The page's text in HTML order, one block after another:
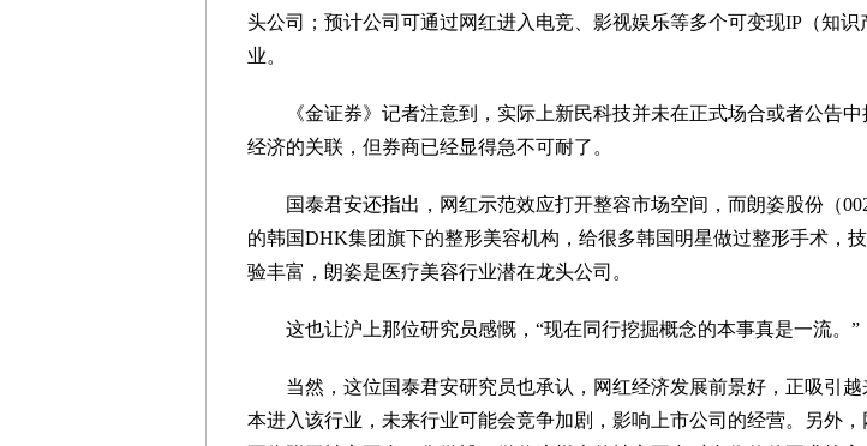
头公司；预计公司可通过网红进入电竞、影视娱乐等多个可变现IP（知识
业。
《金证券》记者注意到，实际上新民科技并未在正式场合或者公告中
经济的关联，但券商已经显得急不可耐了。
国泰君安还指出，网红示范效应打开整容市场空间，而朗姿股份（
的韩国DHK集团旗下的整形美容机构，给很多韩国明星做过整形手术，
验丰富，朗姿是医疗美容行业潜在龙头公司。
这也让沪上那位研究员感慨，“现在同行挖掘概念的本事真是一流。”
当然，这位国泰君安研究员也承认，网红经济发展前景好，正吸引越
本进入该行业，未来行业可能会竞争加剧，影响上市公司的经营。另外，